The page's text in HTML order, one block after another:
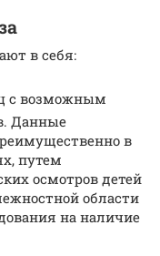
в себя:
с возможным
Данные
в
путем
осмотров детей
области
на наличие